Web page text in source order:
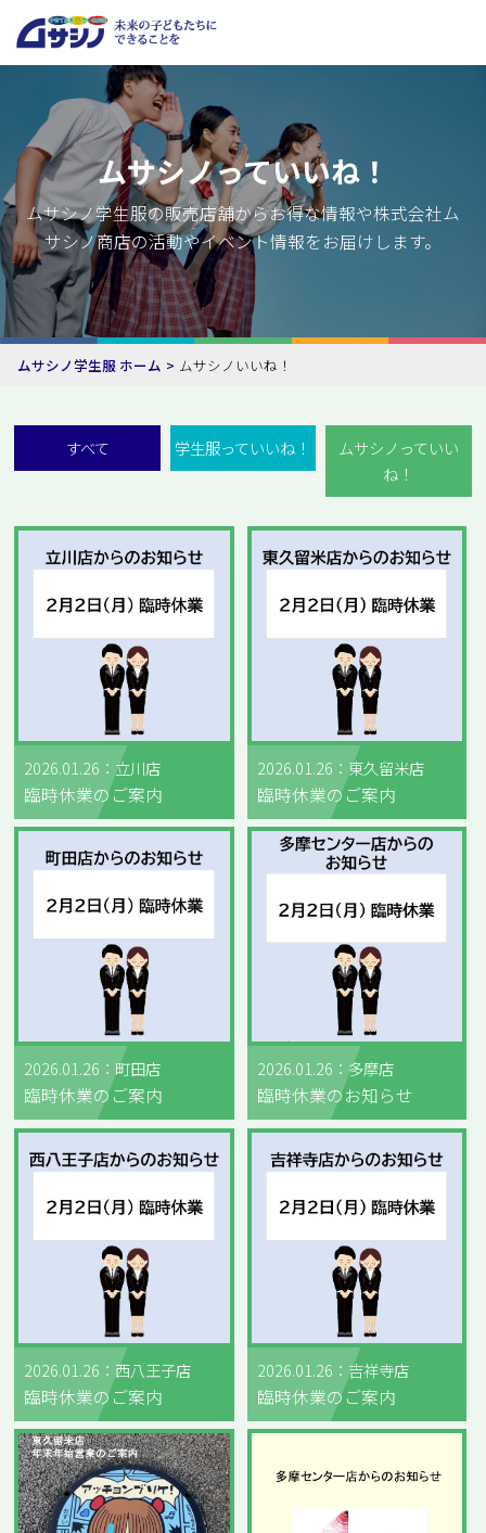
ムサシノっていいね！
ムサシノ学生服の販売店舗からお得な情報や株式会社ム
サシノ商店の活動やイベント情報をお届けします。
ムサシノ学生服 ホーム ムサシノいいね！
すべて 学生服っていいね！
ムサシノっていい
ね！
2026.01.26：立川店
臨時休業のご案内
2026.01.26：東久留米店
臨時休業のご案内
2026.01.26：町田店
臨時休業のご案内
2026.01.26：多摩店
臨時休業のお知らせ
2026.01.26：西八王子店
臨時休業のご案内
2026.01.26：吉祥寺店
臨時休業のご案内